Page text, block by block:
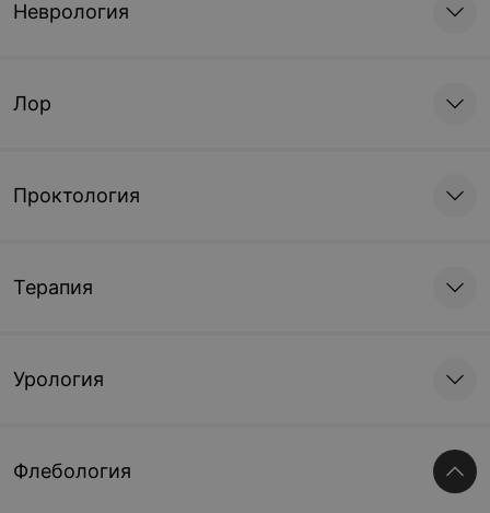
Неврология
Лор
Проктология
Терапия
Урология
Флебология